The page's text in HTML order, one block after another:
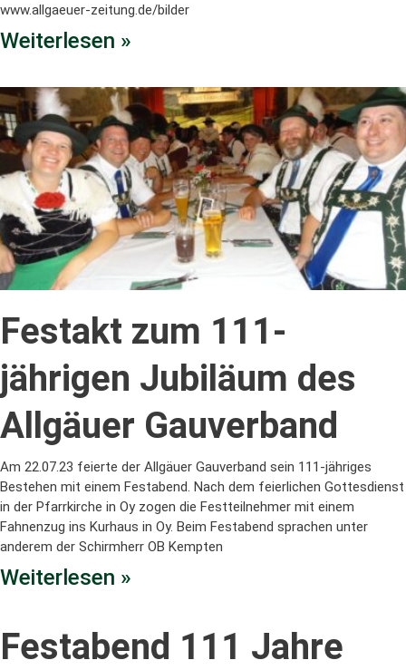
www.allgaeuer-zeitung.de/bilder
Weiterlesen »
Festakt zum 111-
jährigen Jubiläum des
Allgäuer Gauverband
Am 22.07.23 feierte der Allgäuer Gauverband sein 111-jähriges
Bestehen mit einem Festabend. Nach dem feierlichen Gottesdienst
in der Pfarrkirche in Oy zogen die Festteilnehmer mit einem
Fahnenzug ins Kurhaus in Oy. Beim Festabend sprachen unter
anderem der Schirmherr OB Kempten
Weiterlesen »
Festabend 111 Jahre